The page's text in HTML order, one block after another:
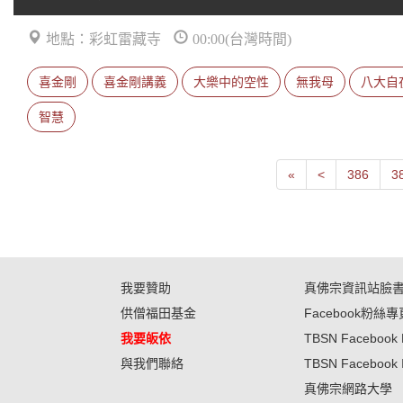
地點：彩虹雷藏寺 00:00(台灣時間)
喜金剛 喜金剛講義 大樂中的空性 無我母 八大自
智慧
«First<Next386
我要贊助
供僧福田基金
我要皈依
與我們聯絡
真佛宗資訊站臉
Facebook粉絲專
TBSN Facebook
TBSN Facebook
真佛宗網路大學